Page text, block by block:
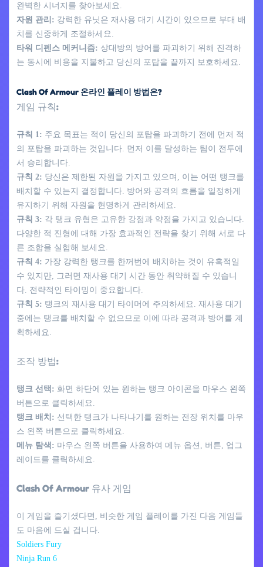
완벽한 시너지를 찾아보세요.
자원 관리: 강력한 유닛은 재사용 대기 시간이 있으므로 부대 배
치를 신중하게 조절하세요.
타워 디펜스 메커니즘: 상대방의 방어를 파괴하기 위해 진격하
는 동시에 비용을 지불하고 당신의 포탑을 끝까지 보호하세요.
Clash Of Armour 온라인 플레이 방법은?
게임 규칙:
규칙 1: 주요 목표는 적이 당신의 포탑을 파괴하기 전에 먼저 적
의 포탑을 파괴하는 것입니다. 먼저 이를 달성하는 팀이 전투에
서 승리합니다.
규칙 2: 당신은 제한된 자원을 가지고 있으며, 이는 어떤 탱크를
배치할 수 있는지 결정합니다. 방어와 공격의 흐름을 일정하게
유지하기 위해 자원을 현명하게 관리하세요.
규칙 3: 각 탱크 유형은 고유한 강점과 약점을 가지고 있습니다.
다양한 적 진형에 대해 가장 효과적인 전략을 찾기 위해 서로 다
른 조합을 실험해 보세요.
규칙 4: 가장 강력한 탱크를 한꺼번에 배치하는 것이 유혹적일
수 있지만, 그러면 재사용 대기 시간 동안 취약해질 수 있습니
다. 전략적인 타이밍이 중요합니다.
규칙 5: 탱크의 재사용 대기 타이머에 주의하세요. 재사용 대기
중에는 탱크를 배치할 수 없으므로 이에 따라 공격과 방어를 계
획하세요.
조작 방법:
탱크 선택: 화면 하단에 있는 원하는 탱크 아이콘을 마우스 왼쪽
버튼으로 클릭하세요.
탱크 배치: 선택한 탱크가 나타나기를 원하는 전장 위치를 마우
스 왼쪽 버튼으로 클릭하세요.
메뉴 탐색: 마우스 왼쪽 버튼을 사용하여 메뉴 옵션, 버튼, 업그
레이드를 클릭하세요.
Clash Of Armour 유사 게임
이 게임을 즐기셨다면, 비슷한 게임 플레이를 가진 다음 게임들
도 마음에 드실 겁니다.
Soldiers Fury
Ninja Run 6